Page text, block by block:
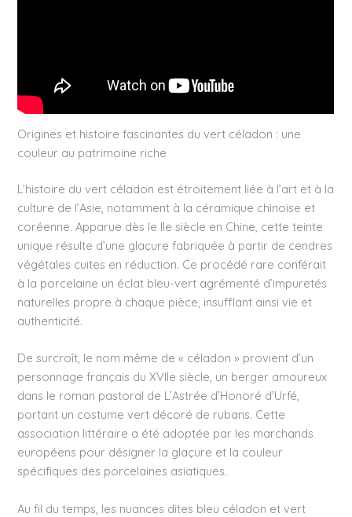
Origines et histoire fascinantes du vert céladon : une
couleur au patrimoine riche
L’histoire du vert céladon est étroitement liée à l’art et à la
culture de l’Asie, notamment à la céramique chinoise et
coréenne. Apparue dès le IIe siècle en Chine, cette teinte
unique résulte d’une glaçure fabriquée à partir de cendres
végétales cuites en réduction. Ce procédé rare conférait
à la porcelaine un éclat bleu-vert agrémenté d’impuretés
naturelles propre à chaque pièce, insufflant ainsi vie et
authenticité.
De surcroît, le nom même de « céladon » provient d’un
personnage français du XVIIe siècle, un berger amoureux
dans le roman pastoral de L’Astrée d’Honoré d’Urfé,
portant un costume vert décoré de rubans. Cette
association littéraire a été adoptée par les marchands
européens pour désigner la glaçure et la couleur
spécifiques des porcelaines asiatiques.
Au fil du temps, les nuances dites bleu céladon et vert